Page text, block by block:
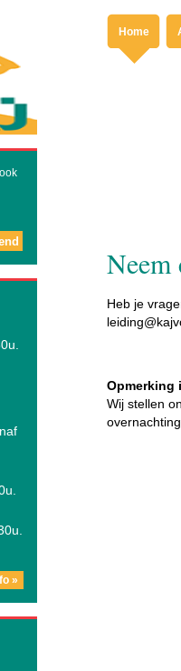
Home
Neem
Heb je
Opmerking
Wij stellen
»